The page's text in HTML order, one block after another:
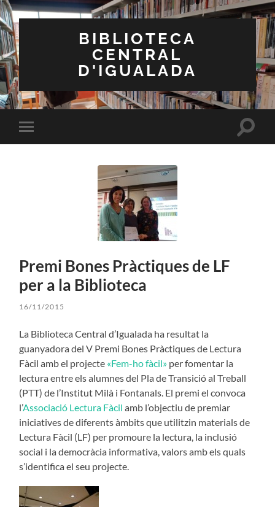
BIBLIOTECA
CENTRAL
D'IGUALADA
Toggle
mobile
Toggle
Premi Bones Pràctiques de LF
per a la Biblioteca
16/11/2015
La Biblioteca Central d’Igualada ha resultat la
guanyadora del V Premi Bones Pràctiques de Lectura
Fàcil amb el projecte «Fem-ho fàcil» per fomentar la
lectura entre els alumnes del Pla de Transició al Treball
(PTT) de l’Institut Milà i Fontanals. El premi el convoca
l’Associació Lectura Fàcilamb l’objectiu de premiar
iniciatives de diferents àmbits que utilitzin materials de
Lectura Fàcil (LF) per promoure la lectura, la inclusió
social i la democràcia informativa, valors amb els quals
s’identifica el seu projecte.